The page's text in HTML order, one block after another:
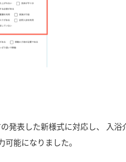
発表した新様式に対応し、 入
能になりました。